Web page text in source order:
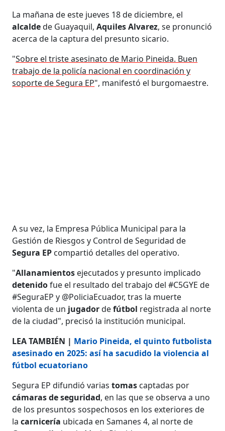
La mañana de este jueves 18 de diciembre, el
alcaldede Guayaquil,Aquiles Alvarez, se pronunció
acerca de la captura del presunto sicario.
"Sobre el triste asesinato de Mario Pineida. Buen
trabajo de la policía nacional en coordinación y
soporte de Segura EP", manifestó el burgomaestre.
A su vez, la Empresa Pública Municipal para la
Gestión de Riesgos y Control de Seguridad de
Segura EP ​​​​compartió detalles del operativo.
"Allanamientos ejecutados y presunto implicado
detenidofue el resultado del trabajo del #C5GYE de
#SeguraEP y @PoliciaEcuador, tras la muerte
violenta de un jugadordefútbol registrada al norte
de la ciudad", precisó la institución municipal.
LEA TAMBIÉN | Mario Pineida, el quinto futbolista
asesinado en 2025: así ha sacudido la violencia al
fútbol ecuatoriano
Segura EP difundió variastomas captadas por
cámaras de seguridad, en las que se observa a uno
de los presuntos sospechosos en los exteriores de
lacarnicería ubicada en Samanes 4, al norte de